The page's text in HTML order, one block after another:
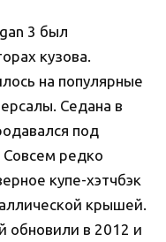
3 был
кузова.
на популярные
Седана в
под
редко
купе-хэтчбэк
крышей.
обновили в 2012 и